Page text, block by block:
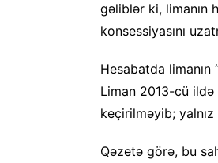
gəliblər ki, limanın
konsessiyasını
Hesabatda
Liman 2013-cü ildə
keçirilməyib;
Qəzetə görə, bu